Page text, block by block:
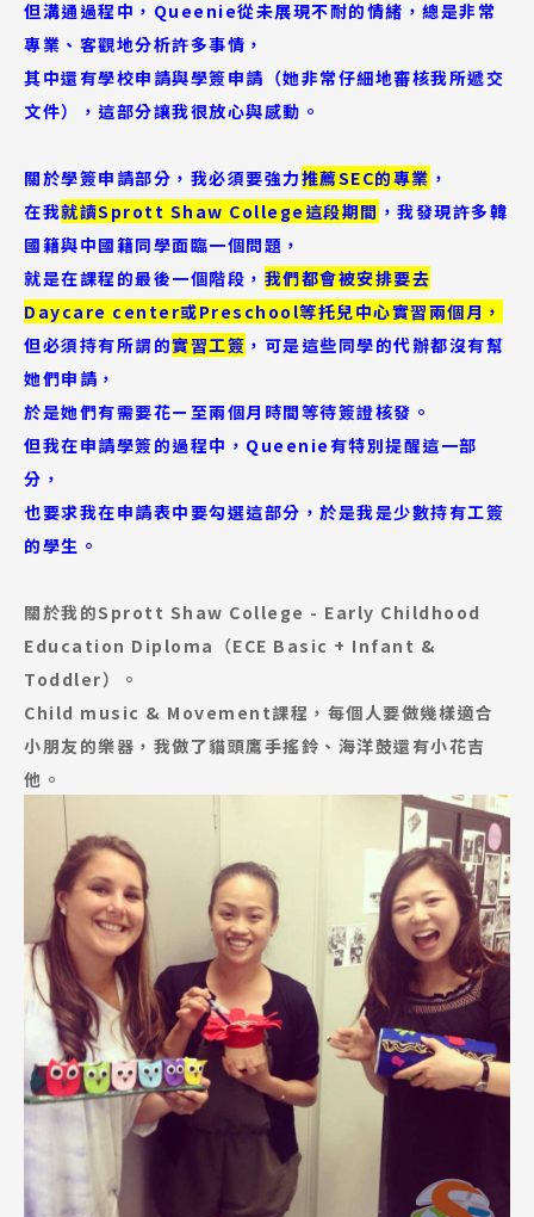
但溝通過程中，Queenie從未展現不耐的情緒，總是非常
專業、客觀地分析許多事情，
其中還有學校申請與學簽申請（她非常仔細地審核我所遞交
文件），這部分讓我很放心與感動。
關於學簽申請部分，我必須要強力推薦SEC的專業 ，
在我就讀Sprott Shaw College這段期間 ，我發現許多韓
國籍與中國籍同學面臨一個問題，
就是在課程的最後一個階段， 我們都會被安排要去
Daycare center或Preschool等托兒中心實習兩個月，
但必須持有所謂的實習工簽 ，可是這些同學的代辦都沒有幫
她們申請，
於是她們有需要花ㄧ至兩個月時間等待簽證核發。
但我在申請學簽的過程中，Queenie有特別提醒這一部
分，
也要求我在申請表中要勾選這部分，於是我是少數持有工簽
的學生。
關於我的Sprott Shaw College - Early Childhood
Education Diploma（ECE Basic + Infant &
Toddler）。
Child music & Movement課程，每個人要做幾樣適合
小朋友的樂器，我做了貓頭鷹手搖鈴、海洋鼓還有小花吉
他。